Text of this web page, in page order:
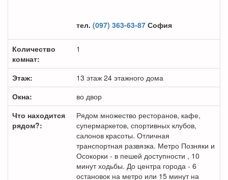
тел. (097) 363-63-87 София
Количество
комнат:
1
Этаж:
13 этаж 24 этажного дома
Окна:
во двор
Что находится
рядом?:
Рядом множество ресторанов, кафе,
супермаркетов, спортивных клубов,
салонов красоты. Отличная
транспортная развязка. Метро Позняки и
Осокорки - в пешей доступности , 10
минут ходьбы. До центра города - 6
остановок на метро или 15 минут на